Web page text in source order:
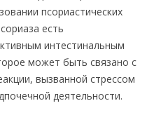
псориастических
есть
интестинальным
может быть связано с
вызванной стрессом
деятельности.